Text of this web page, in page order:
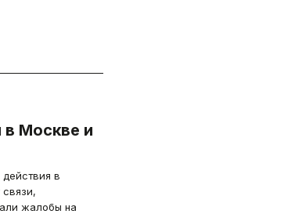
в Москве и
в
жалобы на